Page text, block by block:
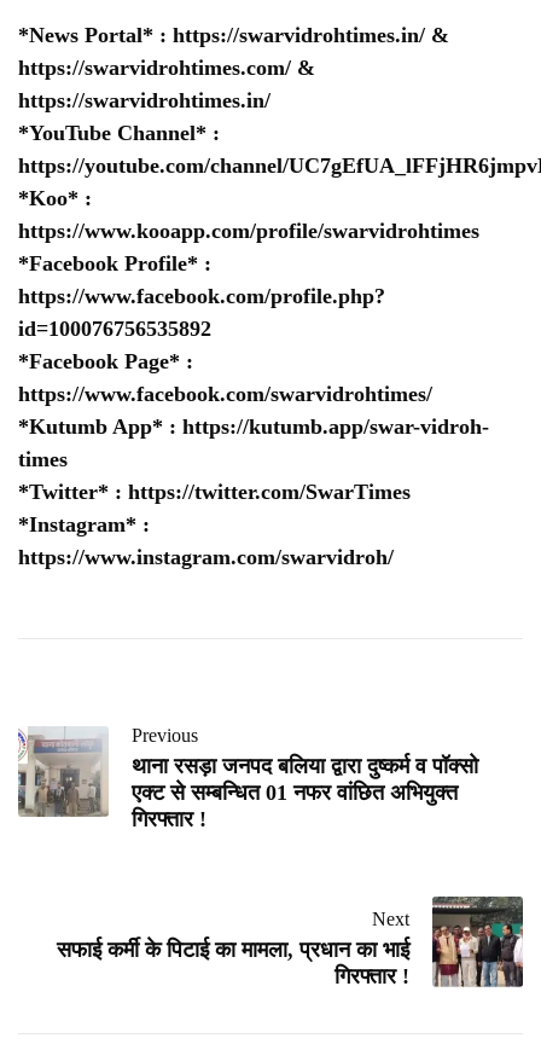
*News Portal* : https://swarvidrohtimes.in/ &
https://swarvidrohtimes.com/ &
https://swarvidrohtimes.in/
*YouTube Channel* :
https://youtube.com/channel/
*Koo* :
https://www.kooapp.com/profile/swarvidrohtimes
*Facebook Profile* :
https://www.facebook.com/profile.php?
id=100076756535892
*Facebook Page* :
https://www.facebook.com/swarvidrohtimes/
*Kutumb App* : https://kutumb.app/swar-vidroh-
times
*Twitter* : https://twitter.com/SwarTimes
*Instagram* :
https://www.instagram.com/swarvidroh/
Previous
थाना रसड़ा जनपद बलिया द्वारा दुष्कर्म व पॉक्सो
एक्ट से सम्बन्धित 01 नफर वांछित अभियुक्त
गिरफ्तार !
Next
सफाई कर्मी के पिटाई का मामला, प्रधान का भाई
गिरफ्तार !